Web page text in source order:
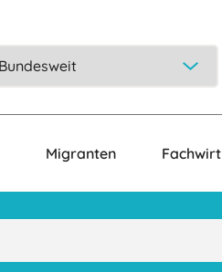
Migranten Fachwirt